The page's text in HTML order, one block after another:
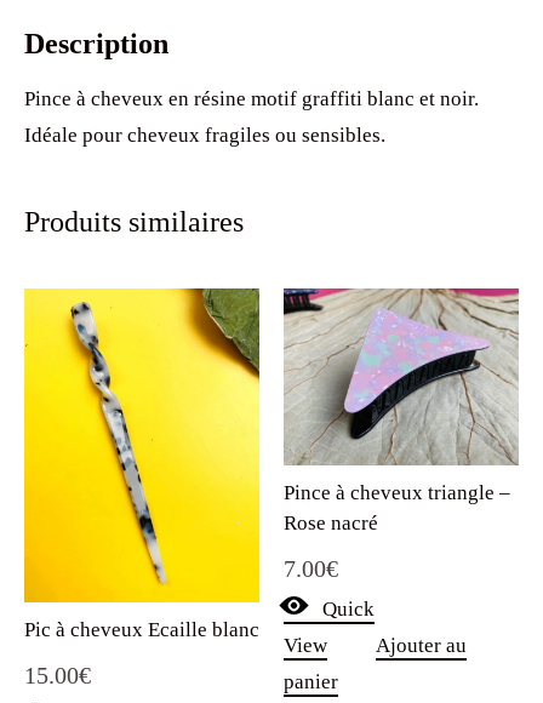
Description
Pince à cheveux en résine motif graffiti blanc et noir.
Idéale pour cheveux fragiles ou sensibles.
Produits similaires
Pic à cheveux Ecaille blanc
15.00€
Pince à cheveux triangle –
Rose nacré
7.00€
Quick
View
Ajouter au
panier